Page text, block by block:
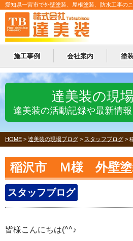
愛知県一宮市で外壁塗装、屋根塗装、防水工事の
施工事例 会社案内 塗
達美装の現
達美装の活動記録や最新情
HOME > 達美装の現場ブログ > スタッフブログ >
稲沢市 Ｍ様 外壁塗
スタッフブログ
皆様こんにちは(^^♪